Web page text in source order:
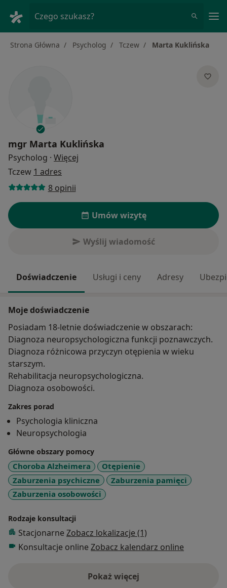
Czego szukasz?
Strona Główna Psycholog Tczew Marta Kuklińska
mgr Marta Kuklińska
Psycholog · Więcej
Tczew 1 adres
8 opinii
Umów wizytę
Wyślij wiadomość
Doświadczenie Usługi i ceny Adresy
Moje doświadczenie
Posiadam 18-letnie doświadczenie w obszarach:
Diagnoza neuropsychologiczna funkcji poznawczych.
Diagnoza różnicowa przyczyn otępienia w wieku
starszym.
Rehabilitacja neuropsychologiczna.
Diagnoza osobowości.
Zakres porad
Psychologia kliniczna
Neuropsychologia
Główne obszary pomocy
Choroba Alzheimera
Otępienie
Zaburzenia psychiczne
Zaburzenia pamięci
Zaburzenia osobowości
Rodzaje konsultacji
Stacjonarne Zobacz lokalizacje (1)
Konsultacje online Zobacz kalendarz online
Pokaż więcejo doświadczeniu